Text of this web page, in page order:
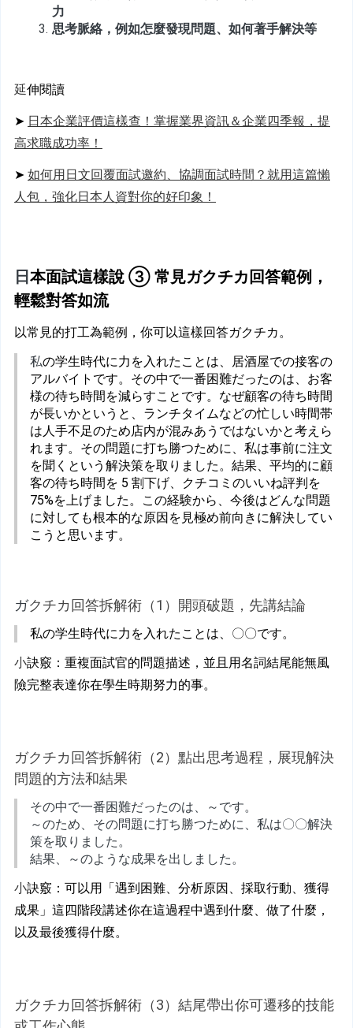
力
思考脈絡，例如怎麼發現問題、如何著手解決等
延伸閱讀
➤ 日本企業評價這樣查！掌握業界資訊＆企業四季報，提
高求職成功率！
➤ 如何用日文回覆面試邀約、協調面試時間？就用這篇懶
人包，強化日本人資對你的好印象！
日 本面試這樣說 ③ 常見ガクチカ回答範例，
輕鬆對答如流
以常見的打工為範例，你可以這樣回答ガクチカ。
私の学生時代に力を入れたことは、居酒屋での接客の
アルバイトです。その中で一番困難だったのは、お客
様の待ち時間を減らすことです。なぜ顧客の待ち時間
が長いかというと、ランチタイムなどの忙しい時間帯
は人手不足のため店内が混みあうではないかと考えら
れます。その問題に打ち勝つために、私は事前に注文
を聞くという解決策を取りました。結果、平均的に顧
客の待ち時間を 5 割下げ、クチコミのいいね評判を
75%を上げました。この経験から、今後はどんな問題
に対しても根本的な原因を見極め前向きに解決してい
こうと思います。
ガクチカ回答拆解術（1）開頭破題，先講結論
私の学生時代に力を入れたことは、〇〇です。
小訣竅：重複面試官的問題描述，並且用名詞結尾能無風
險完整表達你在學生時期努力的事。
ガクチカ回答拆解術（2）點出思考過程，展現解決
問題的方法和結果
その中で一番困難だったのは、～です。
～のため、その問題に打ち勝つために、私は〇〇解決
策を取りました。
結果、～のような成果を出しました。
小訣竅：可以用「遇到困難、分析原因、採取行動、獲得
成果」這四階段講述你在這過程中遇到什麼、做了什麼，
以及最後獲得什麼。
ガクチカ回答拆解術（3）結尾帶出你可遷移的技能